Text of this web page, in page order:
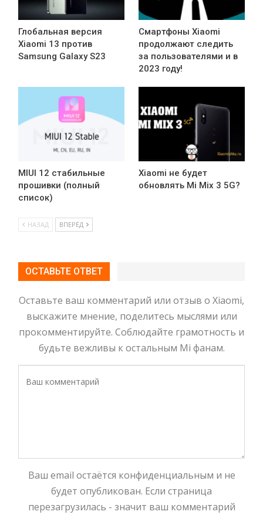
Глобальная версия
Xiaomi 13 против
Samsung Galaxy S23
Смартфоны Xiaomi
продолжают следить
за пользователями и в
2023 году!
MIUI 12 стабильные
прошивки (полный
список)
Xiaomi не будет
обновлять Mi Mix 3 5G?
НАЗАД ВПЕРЁД
ОСТАВЬТЕ ОТВЕТ
Оставьте ваш комментарий или отзыв о Xiaomi,
выскажите мнение, поделитесь мыслями или
прокомментируйте. Соблюдайте грамотность и
будьте вежливы к остальным Mi фанам.
Ваш email остаётся конфиденциальным и не
будет опубликован. Если страница
перезагрузилась - значит ваш комментарий